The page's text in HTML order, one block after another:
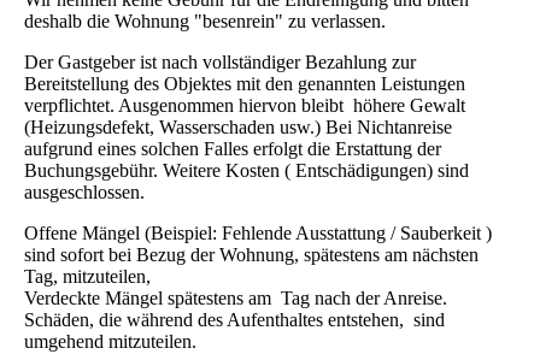
deshalb die Wohnung "besenrein" zu verlassen.
Der Gastgeber ist nach vollständiger Bezahlung zur
Bereitstellung des Objektes mit den genannten Leistungen
verpflichtet. Ausgenommen hiervon bleibt höhere Gewalt
(Heizungsdefekt, Wasserschaden usw.) Bei Nichtanreise
aufgrund eines solchen Falles erfolgt die Erstattung der
Buchungsgebühr. Weitere Kosten ( Entschädigungen) sind
ausgeschlossen.
Offene Mängel (Beispiel: Fehlende Ausstattung / Sauberkeit )
sind sofort bei Bezug der Wohnung, spätestens am nächsten
Tag, mitzuteilen,
Verdeckte Mängel spätestens am Tag nach der Anreise.
Schäden, die während des Aufenthaltes entstehen, sind
umgehend mitzuteilen.